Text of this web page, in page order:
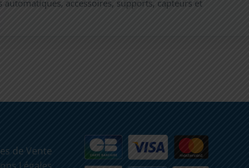
accessoires, supports, capteurs et
de Vente